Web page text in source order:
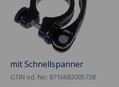
mit Schnellspanner
GTIN od. No: 8716683005738